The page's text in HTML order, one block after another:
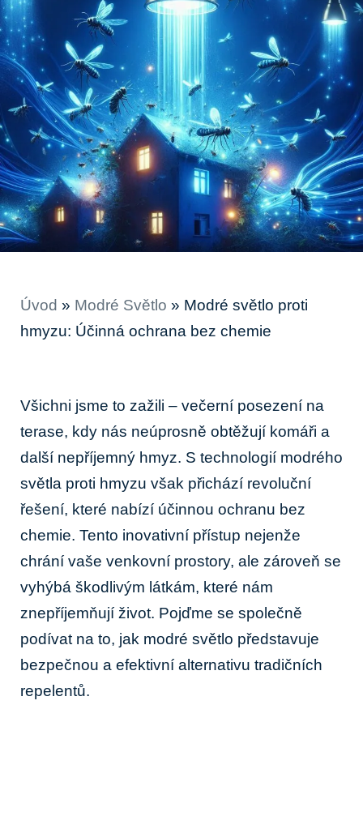
Úvod » Modré Světlo » Modré světlo proti
hmyzu: Účinná ochrana bez chemie
Všichni jsme to zažili – večerní posezení na
terase, kdy nás neúprosně obtěžují komáři a
další nepříjemný hmyz. S technologií modrého
světla proti hmyzu však přichází revoluční
řešení, které nabízí účinnou ochranu bez
chemie. Tento inovativní přístup nejenže
chrání vaše venkovní prostory, ale zároveň se
vyhýbá škodlivým látkám, které nám
znepříjemňují život. Pojďme se společně
podívat na to, jak modré světlo představuje
bezpečnou a efektivní alternativu tradičních
repelentů.